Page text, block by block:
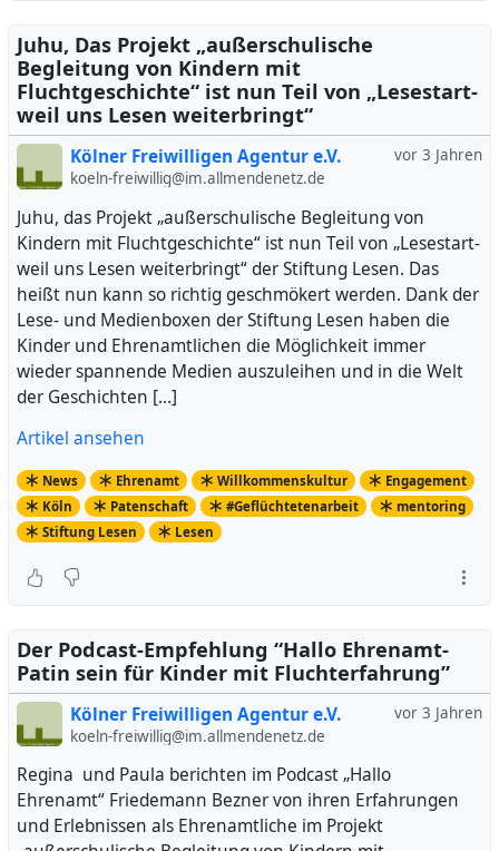
Juhu, Das Projekt „außerschulische
Begleitung von Kindern mit
Fluchtgeschichte“ ist nun Teil von „Lesestart-
weil uns Lesen weiterbringt“
vor 3 Jahren
Kölner Freiwilligen Agentur e.V.
koeln-freiwillig@im.allmendenetz.de
Juhu, das Projekt „außerschulische Begleitung von
Kindern mit Fluchtgeschichte“ ist nun Teil von „Lesestart-
weil uns Lesen weiterbringt“ der Stiftung Lesen. Das
heißt nun kann so richtig geschmökert werden. Dank der
Lese- und Medienboxen der Stiftung Lesen haben die
Kinder und Ehrenamtlichen die Möglichkeit immer
wieder spannende Medien auszuleihen und in die Welt
der Geschichten […]
Artikel ansehen
News Ehrenamt Willkommenskultur
Engagement
Köln
Patenschaft #Geflüchtetenarbeit
mentoring
Stiftung Lesen
Lesen
Der Podcast-Empfehlung “Hallo Ehrenamt-
Patin sein für Kinder mit Fluchterfahrung”
vor 3 Jahren
Kölner Freiwilligen Agentur e.V.
koeln-freiwillig@im.allmendenetz.de
Regina und Paula berichten im Podcast „Hallo
Ehrenamt“ Friedemann Bezner von ihren Erfahrungen
und Erlebnissen als Ehrenamtliche im Projekt